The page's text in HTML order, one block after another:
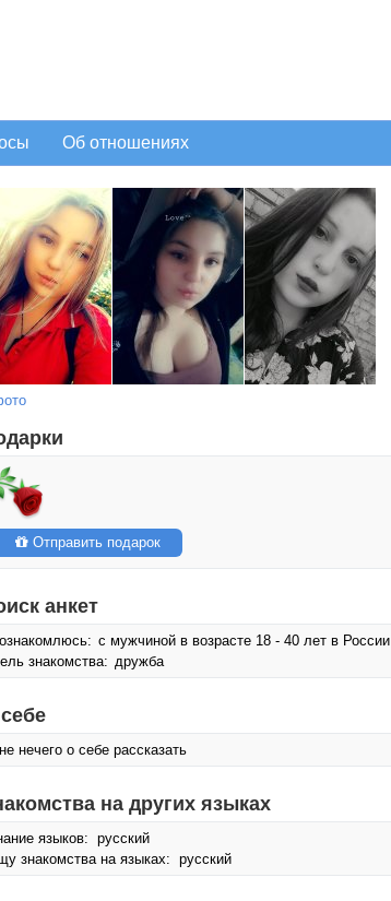
Об отношениях
Отправить подарок
анкет
с мужчиной в возрасте 18 - 40 лет в России
знакомства: дружба
нечего о себе рассказать
на других языках
языков: русский
знакомства на языках: русский